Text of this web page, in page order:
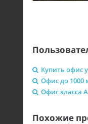
Купить офис
Офис до 1000
Офис класса A
Похожие